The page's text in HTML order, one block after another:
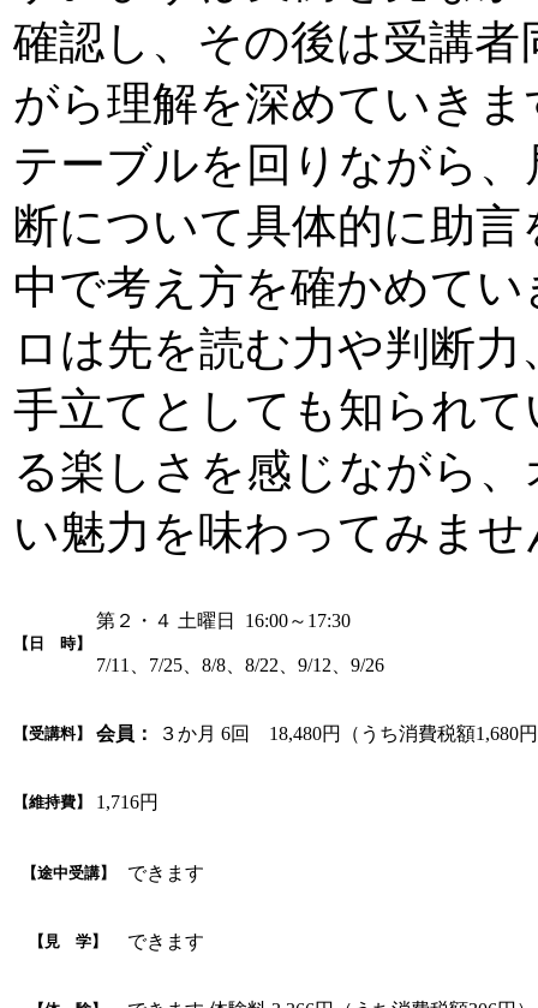
確認し、その後は受講者
がら理解を深めていき
テーブルを回りながら
断について具体的に助
中で考え方を確かめて
ロは先を読む力や判断
手立てとしても知られ
る楽しさを感じながら
い魅力を味わってみませ
【日 時】
第２・４ 土曜日 16:00～17:30
7/11、7/25、8/8、8/22、9/12、9/26
【受講料】 会員： ３か月 6回 18,480円（うち消費税額1,680
【維持費】 1,716円
【途中受講】 できます
【見 学】 できます